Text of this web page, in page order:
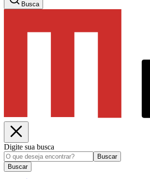
Busca
Digite sua busca
Buscar
Buscar